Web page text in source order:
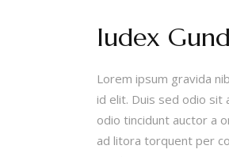
Iudex
Lorem ipsum gravida
id elit. Duis sed odio sit
odio tincidunt auctor a
ad litora torquent per